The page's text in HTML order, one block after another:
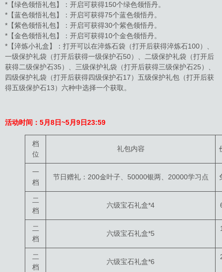
*【绿色领悟礼包】：开启可获得150个绿色领悟丹。
*【蓝色领悟礼包】：开启可获得75个蓝色领悟丹。
*【紫色领悟礼包】：开启可获得30个紫色领悟丹。
*【金色领悟礼包】：开启可获得10个金色领悟丹。
*【淬炼小礼盒】：打开可以在淬炼石袋（打开后获得淬炼石100）、
一级保护礼袋（打开后获得一级保护石50）、二级保护礼袋（打开后
获得二级保护石35）、三级保护礼袋（打开后获得三级保护石25）、
四级保护礼袋（打开后获得四级保护石17）五级保护礼包（打开后获
得五级保护石13）六种中选择一个获取。
活动时间： 5月8日~5月9日23:59
档
位
礼包内容
一
档
节日赠礼：200金叶子、50000银两、20000学习点
二
档
六级宝石礼盒*4
二
档
六级宝石礼盒*5
二
档
六级宝石礼盒*6